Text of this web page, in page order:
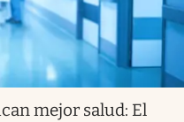
mejor salud: El